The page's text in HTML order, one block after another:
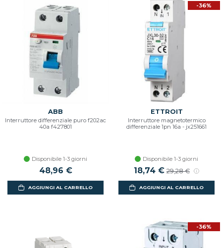
ABB
Interruttore differenziale puro f202ac
40a f427801
Disponibile 1-3 giorni
48,96 €
AGGIUNGI AL CARRELLO
-36%
ETTROIT
Interruttore magnetotermico
differenziale 1pn 16a - jx251661
Disponibile 1-3 giorni
18,74 € 29,28 €
AGGIUNGI AL CARRELLO
-36%